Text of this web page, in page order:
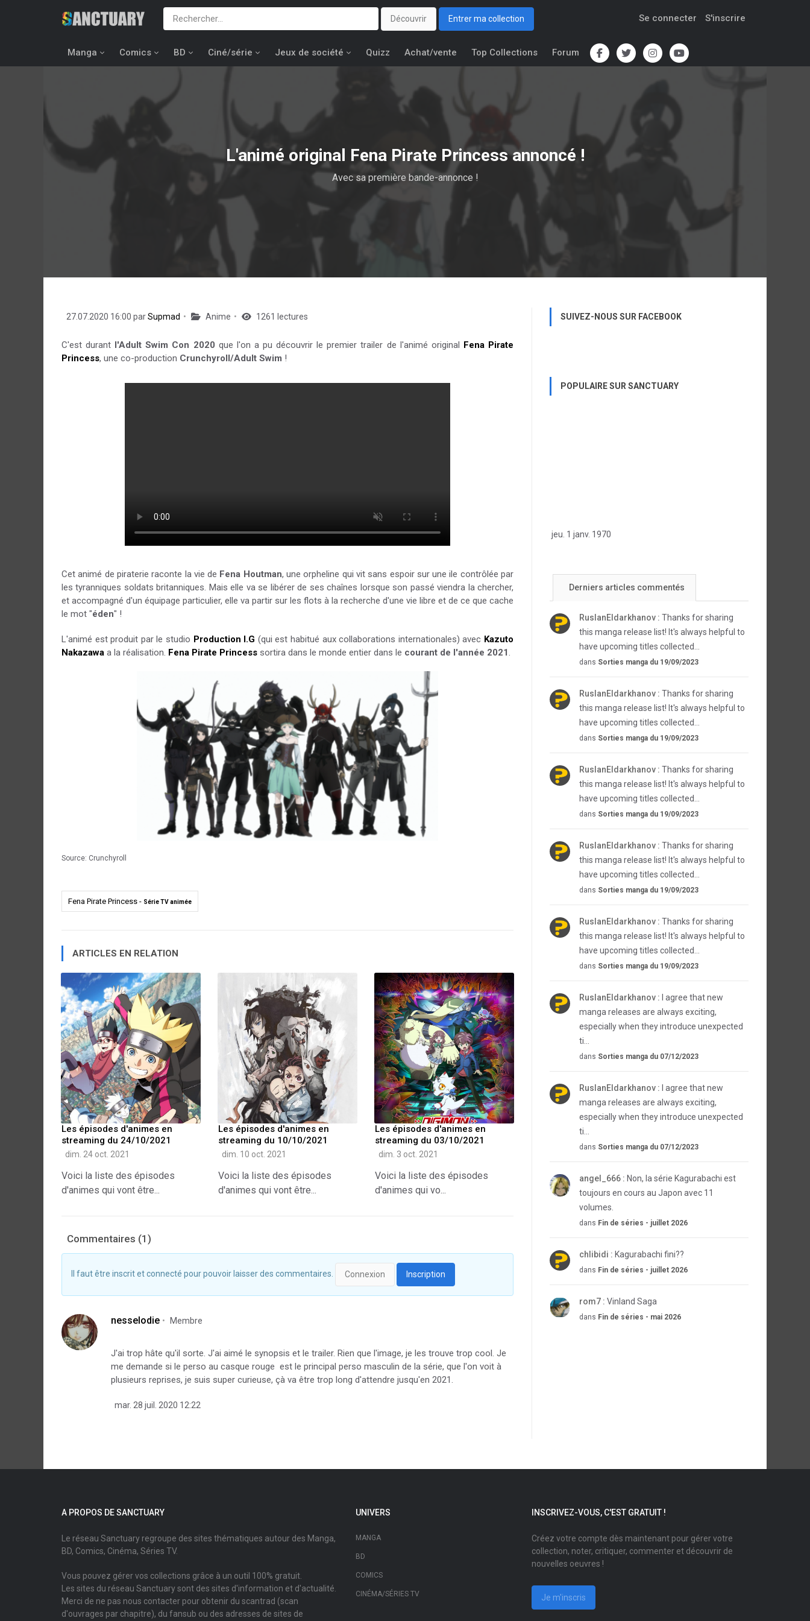
Découvrir Entrer ma collection Se connecter S'inscrire
Manga Comics BD Ciné/série Jeux de société Quizz Achat/vente Top Collections Forum
L'animé original Fena Pirate Princess annoncé !
Avec sa première bande-annonce !
27.07.2020 16:00 parSupmad Anime 1261 lectures
C'est durant l'Adult Swim Con 2020 que l'on a pu découvrir le premier trailer de l'animé original Fena Pirate
Princess, une co-production Crunchyroll/Adult Swim !
Cet animé de piraterie raconte la vie de Fena Houtman, une orpheline qui vit sans espoir sur une ile contrôlée par
les tyranniques soldats britanniques. Mais elle va se libérer de ses chaînes lorsque son passé viendra la chercher,
et accompagné d'un équipage particulier, elle va partir sur les flots à la recherche d'une vie libre et de ce que cache
le mot "éden" !
L'animé est produit par le studio Production I.G (qui est habitué aux collaborations internationales) avec Kazuto
Nakazawa a la réalisation. Fena Pirate Princess sortira dans le monde entier dans le courant de l'année 2021.
Source: Crunchyroll
Fena Pirate Princess - Série TV animée
ARTICLES EN RELATION
Les épisodes d'animes en
streaming du 24/10/2021
dim. 24 oct. 2021
Voici la liste des épisodes
d'animes qui vont être...
Les épisodes d'animes en
streaming du 10/10/2021
dim. 10 oct. 2021
Voici la liste des épisodes
d'animes qui vont être...
Les épisodes d'animes en
streaming du 03/10/2021
dim. 3 oct. 2021
Voici la liste des épisodes
d'animes qui vo...
Commentaires (1)
Il faut être inscrit et connecté pour pouvoir laisser des commentaires. Connexion Inscription
nesselodie Membre
J'ai trop hâte qu'il sorte. J'ai aimé le synopsis et le trailer. Rien que l'image, je les trouve trop cool. Je
me demande si le perso au casque rouge est le principal perso masculin de la série, que l'on voit à
plusieurs reprises, je suis super curieuse, çà va être trop long d'attendre jusqu'en 2021.
mar. 28 juil. 2020 12:22
SUIVEZ-NOUS SUR FACEBOOK
POPULAIRE SUR SANCTUARY
jeu. 1 janv. 1970
Derniers articles commentés
RuslanEldarkhanov : Thanks for sharing
this manga release list! It's always helpful to
have upcoming titles collected...
dans Sorties manga du 19/09/2023
RuslanEldarkhanov : Thanks for sharing
this manga release list! It's always helpful to
have upcoming titles collected...
dans Sorties manga du 19/09/2023
RuslanEldarkhanov : Thanks for sharing
this manga release list! It's always helpful to
have upcoming titles collected...
dans Sorties manga du 19/09/2023
RuslanEldarkhanov : Thanks for sharing
this manga release list! It's always helpful to
have upcoming titles collected...
dans Sorties manga du 19/09/2023
RuslanEldarkhanov : Thanks for sharing
this manga release list! It's always helpful to
have upcoming titles collected...
dans Sorties manga du 19/09/2023
RuslanEldarkhanov :
I agree that new
manga releases are always exciting,
especially when they introduce unexpected
ti...
dans Sorties manga du 07/12/2023
RuslanEldarkhanov :
I agree that new
manga releases are always exciting,
especially when they introduce unexpected
ti...
dans Sorties manga du 07/12/2023
angel_666 : Non, la série Kagurabachi est
toujours en cours au Japon avec 11
volumes.
dans Fin de séries - juillet 2026
chlibidi : Kagurabachi fini??
dans Fin de séries - juillet 2026
rom7 : Vinland Saga
dans Fin de séries - mai 2026
A PROPOS DE SANCTUARY
Le réseau Sanctuary regroupe des sites thématiques autour des Manga,
BD, Comics, Cinéma, Séries TV.
Vous pouvez gérer vos collections grâce à un outil 100% gratuit.
Les sites du réseau Sanctuary sont des sites d'information et d'actualité.
Merci de ne pas nous contacter pour obtenir du scantrad (scan
d'ouvrages par chapitre), du fansub ou des adresses de sites de
UNIVERS
MANGA
BD
COMICS
CINÉMA/SÉRIES TV
INSCRIVEZ-VOUS, C'EST GRATUIT !
Créez votre compte dès maintenant pour gérer votre
collection, noter, critiquer, commenter et découvrir de
nouvelles oeuvres !
Je m'inscris